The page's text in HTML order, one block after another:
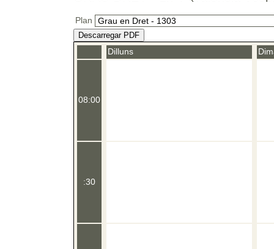
Plan
Descarregar PDF
08:00
:30
Dilluns